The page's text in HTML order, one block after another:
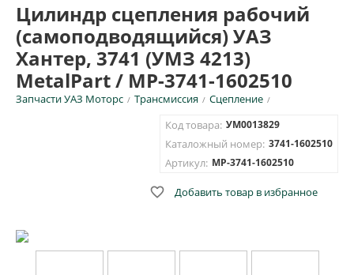
Цилиндр сцепления рабочий
(самоподводящийся) УАЗ
Хантер, 3741 (УМЗ 4213)
MetalPart / МР-3741-1602510
Запчасти УАЗ Моторс / Трансмиссия / Сцепление /
Код товара: УМ0013829
Каталожный номер: 3741-1602510
Артикул: MP-3741-1602510
 Добавить товар в избранное